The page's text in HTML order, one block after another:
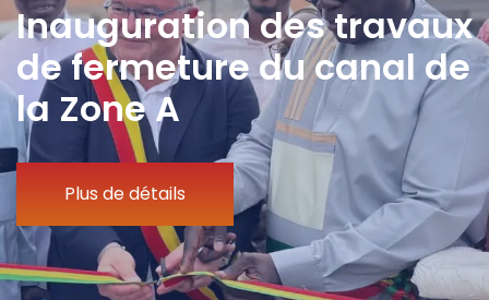
Inauguration des travaux
de fermeture du canal de
la Zone A
Plus de détails